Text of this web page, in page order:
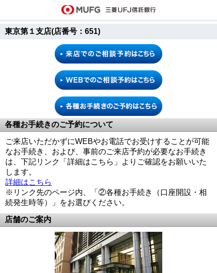
東京第１支店(店番号：651)
各種お手続きのご予約について
ご来店いただかずにWEBやお電話でお受けすることが可能
なお手続き、および、事前のご来店予約が必要なお手続き
は、下記リンク「詳細はこちら」よりご確認をお願いいた
します。
詳細はこちら
※リンク先のページ内、「②各種お手続き（口座開設・相
続発生時等）」をお選びください。
店舗のご案内